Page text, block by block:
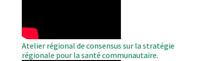
Atelier régional de consensus sur la stratégie
régionale pour la santé communautaire.